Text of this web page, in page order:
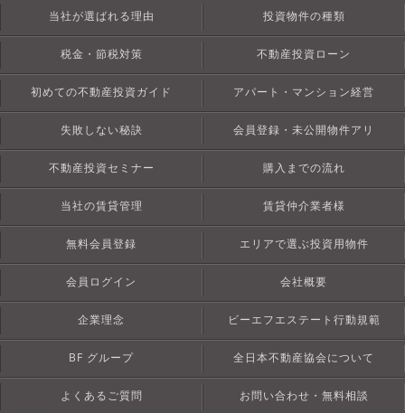
当社が選ばれる理由 投資物件の種類
税金・節税対策 不動産投資ローン
初めての不動産投資ガイド アパート・マンション経営
失敗しない秘訣 会員登録・未公開物件アリ
不動産投資セミナー 購入までの流れ
当社の賃貸管理 賃貸仲介業者様
無料会員登録 エリアで選ぶ投資用物件
会員ログイン 会社概要
企業理念 ビーエフエステート行動規範
BF グループ 全日本不動産協会について
よくあるご質問 お問い合わせ・無料相談